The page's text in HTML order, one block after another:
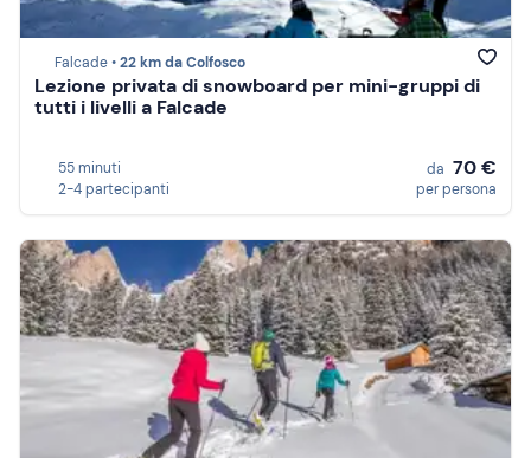
Falcade •22 km da Colfosco
Lezione privata di snowboard per mini-gruppi di
tutti i livelli a Falcade
55 minuti
2-4 partecipanti
da 70 €
per persona